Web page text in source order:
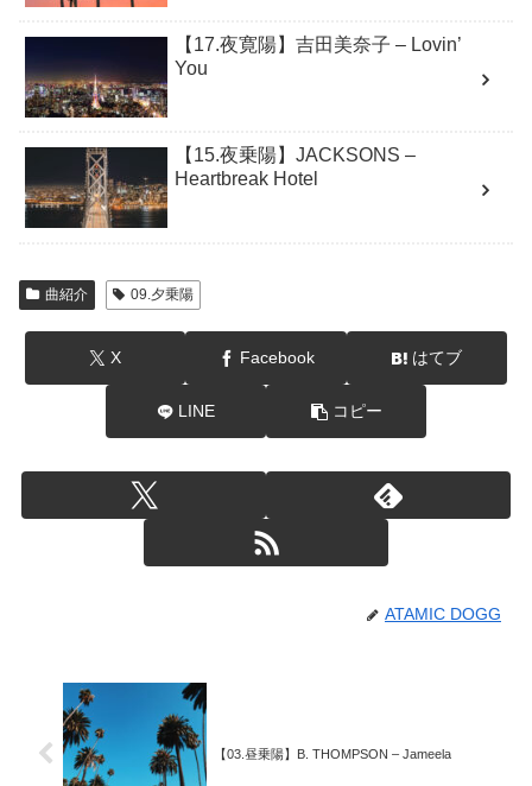
【17.夜寛陽】吉田美奈子 – Lovin’
You
【15.夜乗陽】JACKSONS –
Heartbreak Hotel
曲紹介 09.夕乗陽
X Facebook はてブ
LINE コピー
ATAMIC DOGG
【03.昼乗陽】B. THOMPSON – Jameela